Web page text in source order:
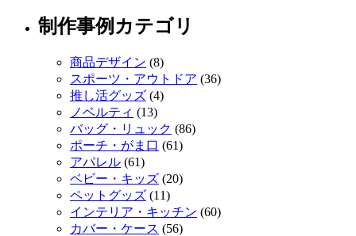
制作事例カテゴリ
商品デザイン (8)
スポーツ・アウトドア (36)
推し活グッズ (4)
ノベルティ (13)
バッグ・リュック (86)
ポーチ・がま口 (61)
アパレル (61)
ベビー・キッズ (20)
ペットグッズ (11)
インテリア・キッチン (60)
カバー・ケース (56)